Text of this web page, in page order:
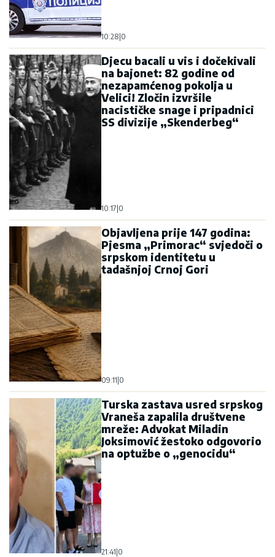
10:28|0
Djecu bacali u vis i dočekivali
na bajonet: 82 godine od
nezapamćenog pokolja u
Velici! Zločin izvršile
nacističke snage i pripadnici
SS divizije „Skenderbeg“
10:17|0
Objavljena prije 147 godina:
Pjesma „Primorac“ svjedoči o
srpskom identitetu u
tadašnjoj Crnoj Gori
09:11|0
Turska zastava usred srpskog
Vraneša zapalila društvene
mreže: Advokat Miladin
Joksimović žestoko odgovorio
na optužbe o „genocidu“
21:41|0